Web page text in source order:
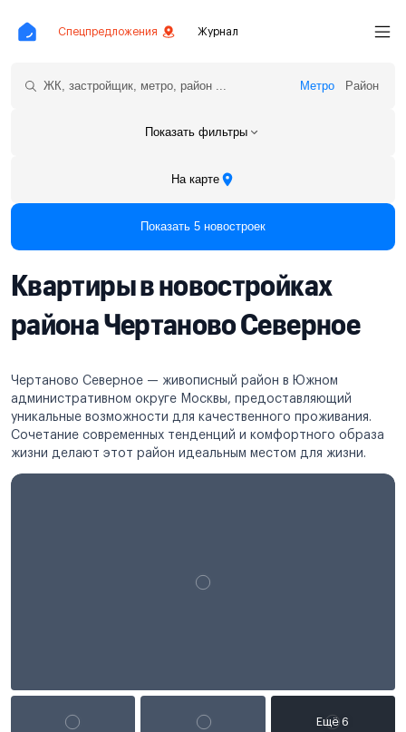
Спецпредложения Журнал
Метро Район
Показать фильтры
На карте
Показать 5 новостроек
Квартиры в новостройках
района Чертаново Северное
Чертаново Северное — живописный район в Южном
административном округе Москвы, предоставляющий
уникальные возможности для качественного проживания.
Сочетание современных тенденций и комфортного образа
жизни делают этот район идеальным местом для жизни.